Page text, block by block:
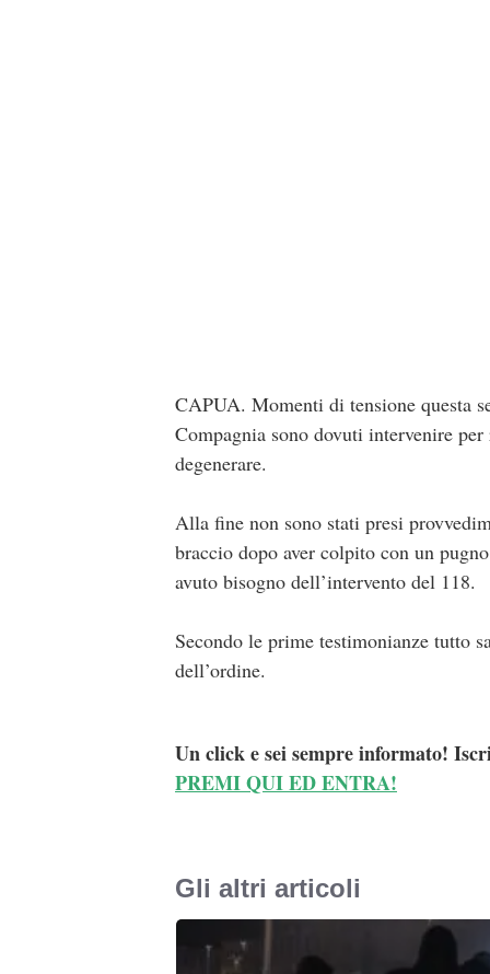
CAPUA. Momenti di tensione questa
Compagnia sono dovuti intervenire
degenerare.
Alla fine non sono stati presi
braccio dopo aver colpito con un
avuto bisogno dell’intervento del 118.
Secondo le prime testimonianze tutto
dell’ordine.
Un click e sei sempre informato!
PREMI QUI ED ENTRA!
Gli altri articoli